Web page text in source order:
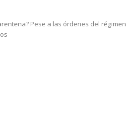
Pese a las órdenes del régimen